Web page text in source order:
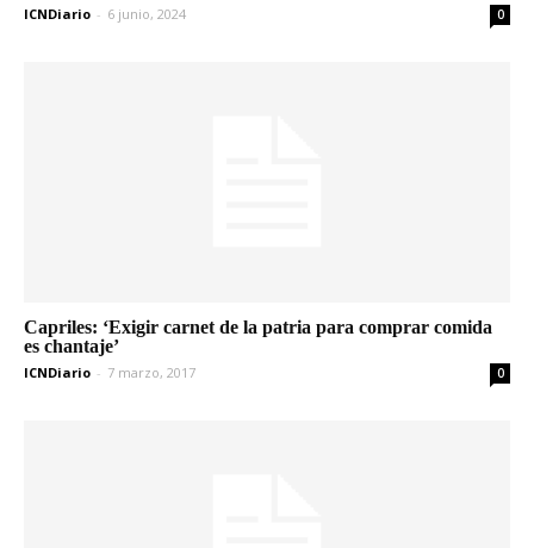
ICNDiario - 6 junio, 2024 0
Capriles: ‘Exigir carnet de la patria para comprar comida
es chantaje’
ICNDiario - 7 marzo, 2017 0